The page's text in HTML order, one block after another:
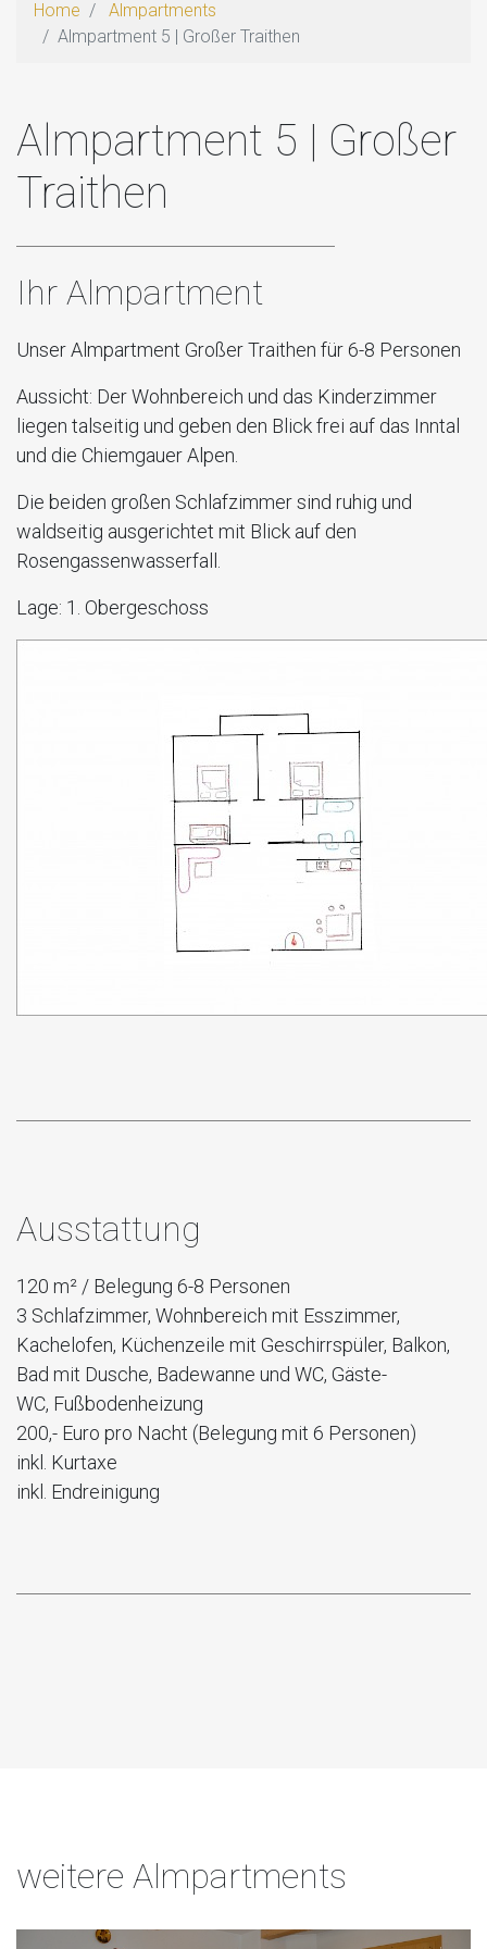
Home
Almpartments
Almpartment 5 | Großer Traithen
Almpartment 5 | Großer
Traithen
Ihr Almpartment
Unser Almpartment Großer Traithen für 6-8 Personen
Aussicht: Der Wohnbereich und das Kinderzimmer
liegen talseitig und geben den Blick frei auf das Inntal
und die Chiemgauer Alpen.
Die beiden großen Schlafzimmer sind ruhig und
waldseitig ausgerichtet mit Blick auf den
Rosengassenwasserfall.
Lage: 1. Obergeschoss
Ausstattung
120 m² / Belegung 6-8 Personen
3 Schlafzimmer, Wohnbereich mit Esszimmer,
Kachelofen, Küchenzeile mit Geschirrspüler, Balkon,
Bad mit Dusche, Badewanne und WC, Gäste-
WC, Fußbodenheizung
200,- Euro pro Nacht (Belegung mit 6 Personen)
inkl. Kurtaxe
inkl. Endreinigung
weitere Almpartments